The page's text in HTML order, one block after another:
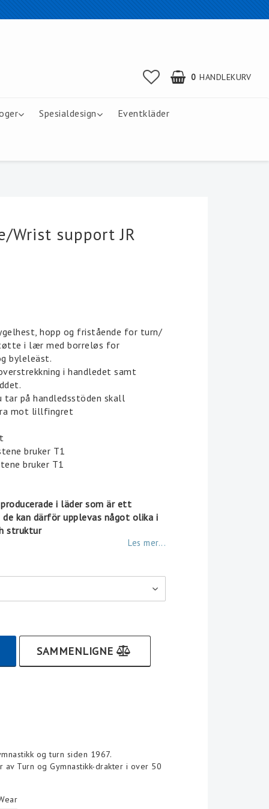
0 HANDLEKURV
Spesialdesign Eventkläder
Wrist support JR
favorites
hopp og fristående for turn/
i lær med borreløs for
byleleäst.
i handledet samt
tar på handledsstöden skall
mot lillfingret
bruker T1
bruker T1
i läder som är ett
kan därför upplevas något olika i
struktur
Les mer...
SAMMENLIGNE
og turn siden 1967.
Turn og Gymnastikk-drakter i over 50